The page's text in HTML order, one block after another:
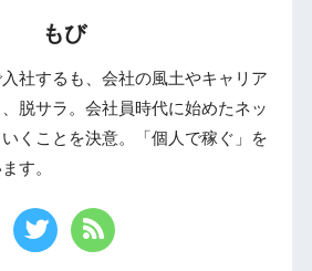
もび
社するも、会社の風土やキャリア
脱サラ。会社員時代に始めたネッ
くことを決意。「個人で稼ぐ」を
す。